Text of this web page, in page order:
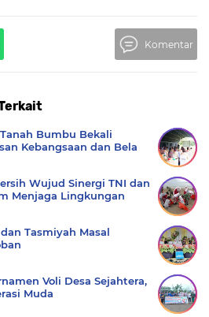
Komentar
Bumbu Bekali
Kebangsaan dan Bela
Wujud Sinergi TNI dan
Menjaga Lingkungan
Tasmiyah Masal
Voli Desa Sejahtera,
Muda